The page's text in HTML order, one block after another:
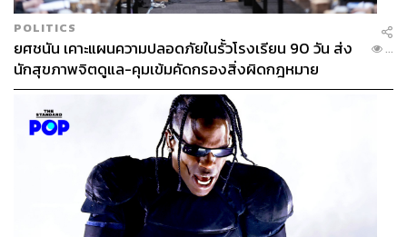
POLITICS
ยศชนัน เคาะแผนความปลอดภัยในรั้วโรงเรียน 90 วัน ส่ง
นักสุขภาพจิตดูแล-คุมเข้มคัดกรองสิ่งผิดกฎหมาย
...